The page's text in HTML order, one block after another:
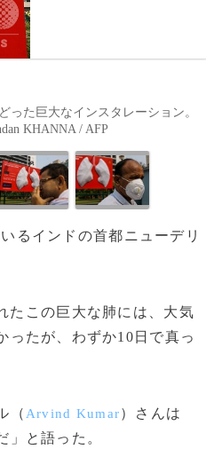
た巨大なインスタレーション。
KHANNA / AFP
るインドの首都ニューデリ
たこの巨大な肺には、大気
ったが、わずか10日で真っ
（ Arvind Kumar）さんは
」と語った。